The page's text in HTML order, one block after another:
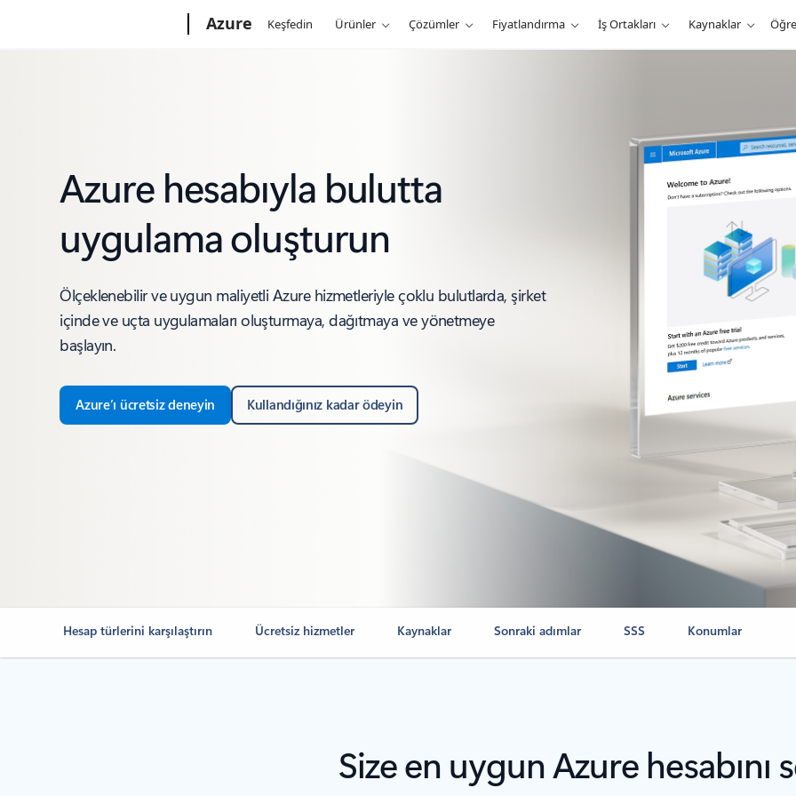
Azure Keşfedin Ürünler Çözümler Fiyatlandırma İş Ortakları Kaynaklar
Azure hesabıyla bulutta
uygulama oluşturun
Ölçeklenebilir ve uygun maliyetli Azure hizmetleriyle çoklu bulutlarda, şirket
içinde ve uçta uygulamaları oluşturmaya, dağıtmaya ve yönetmeye
başlayın.
Azure’ı ücretsiz deneyin Kullandığınız kadar ödeyin
Hesap türlerini karşılaştırın Ücretsiz hizmetler Kaynaklar Sonraki adımlar SSS Konumlar
Size en uygun Azure hesabını